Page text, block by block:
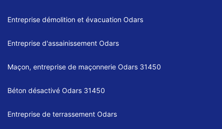
Entreprise démolition et évacuation Odars
Entreprise d'assainissement Odars
Maçon, entreprise de maçonnerie Odars 31450
Béton désactivé Odars 31450
Entreprise de terrassement Odars